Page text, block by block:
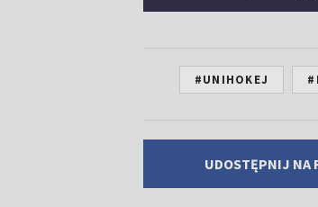
#UNIHOKEJ
UDOSTĘPNIJ NA